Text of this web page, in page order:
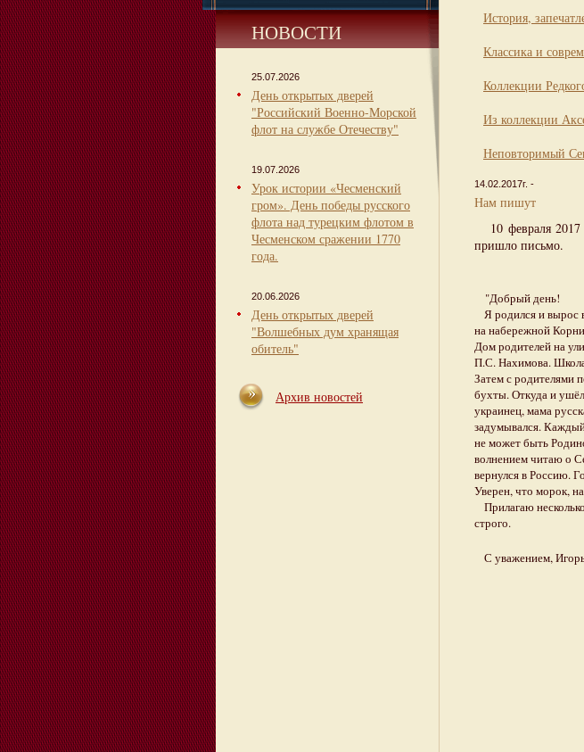
НОВОСТИ
25.07.2026
День открытых дверей
"Российский Военно-Морской
флот на службе Отечеству"
19.07.2026
Урок истории «Чесменский
гром». День победы русского
флота над турецким флотом в
Чесменском сражении 1770
года.
20.06.2026
День открытых дверей
"Волшебных дум хранящая
обитель"
Архив новостей
История,
Классика и
Коллекции
Из коллекции
Неповторимый
14.02.2017г. -
Нам пишут
10 февраля
пришло письмо.
"Добрый день!
Я родился и вырос
на набережной
Дом родителей на
П.С. Нахимова.
Затем с родителями
бухты. Откуда и
украинец, мама
задумывался.
не может быть
волнением читаю о
вернулся в Россию.
Уверен, что морок,
Прилагаю
строго.
С уважением,